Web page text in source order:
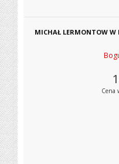
MICHAŁ LERMONTOW W
Cena